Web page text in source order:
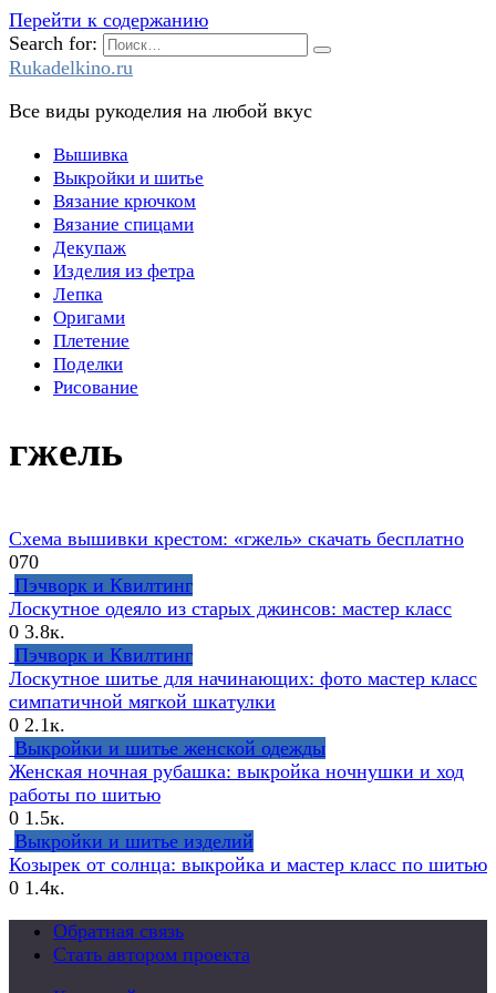
Перейти к содержанию
Search for:
Rukadelkino.ru
Все виды рукоделия на любой вкус
Вышивка
Выкройки и шитье
Вязание крючком
Вязание спицами
Декупаж
Изделия из фетра
Лепка
Оригами
Плетение
Поделки
Рисование
гжель
Схема вышивки крестом: «гжель» скачать бесплатно
070
Пэчворк и Квилтинг
Лоскутное одеяло из старых джинсов: мастер класс
0 3.8к.
Пэчворк и Квилтинг
Лоскутное шитье для начинающих: фото мастер класс
симпатичной мягкой шкатулки
0 2.1к.
Выкройки и шитье женской одежды
Женская ночная рубашка: выкройка ночнушки и ход
работы по шитью
0 1.5к.
Выкройки и шитье изделий
Козырек от солнца: выкройка и мастер класс по шитью
0 1.4к.
Обратная связь
Стать автором проекта